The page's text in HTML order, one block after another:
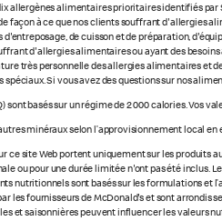
allergènes alimentaires prioritaires identifiés
façon à ce que nos clients souffrant d'allergies
de cuisson et de préparation,
d'allergies alimentaires ou ayant des
très personnelle des allergies alimentaires
Si vous avez des questions sur nos
sont basés sur un régime de 2 000 calories. Vos
minéraux selon l’approvisionnement local en
ce site Web portent uniquement sur les produits
ou pour une durée limitée n'ont pas été inclus.
nutritionnels sont basés sur les formulations et
les fournisseurs de McDonald's et sont
et saisonnières peuvent influencer les valeurs